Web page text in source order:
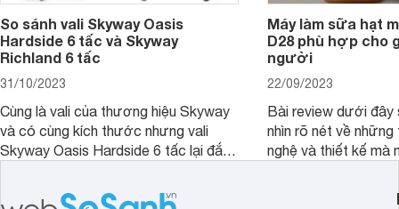
So sánh vali Skyway Oasis
Hardside 6 tấc và Skyway
Richland 6 tấc
31/10/2023
Cùng là vali của thương hiệu Skyway
và có cùng kích thước nhưng vali
Skyway Oasis Hardside 6 tấc lại đắt
triệu đồng.
Máy làm sữa hạt
D28 phù hợp cho
người
22/09/2023
Bài review dưới đây
nhìn rõ nét về những
nghệ và thiết kế mà
thể đưa ra quyết